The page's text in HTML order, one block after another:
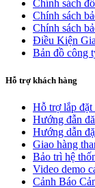
Chính sách
Chính sách
Chính sách
Điều Kiện
Bản đồ công
Hỗ trợ khách hàng
Hỗ trợ lắp đặt
Hướng đẫn
Hướng dẫn
Giao hàng
Bảo trì hệ
Video demo
Cảnh Báo